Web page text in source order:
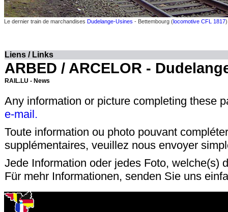
Le dernier train de marchandises Dudelange-Usines - Bettembourg (locomotive CFL 1817
Liens / Links
ARBED / ARCELOR -
RAIL.LU - News
Any information or picture completing these
e-mail.
Toute information ou photo pouvant
supplémentaires, veuillez nous envoyer
Jede Information oder jedes Foto, welche(s)
Für mehr Informationen, senden Sie uns